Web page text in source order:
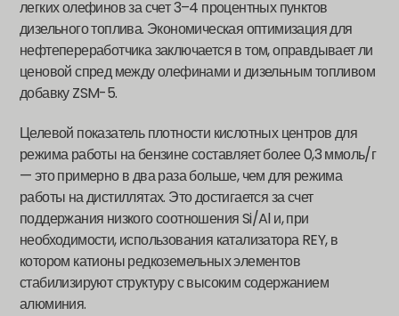
легких олефинов за счет 3–4 процентных пунктов
дизельного топлива. Экономическая оптимизация для
нефтепереработчика заключается в том, оправдывает ли
ценовой спред между олефинами и дизельным топливом
добавку ZSM-5.
Целевой показатель плотности кислотных центров для
режима работы на бензине составляет более 0,3 ммоль/г
— это примерно в два раза больше, чем для режима
работы на дистиллятах. Это достигается за счет
поддержания низкого соотношения Si/Al и, при
необходимости, использования катализатора REY, в
котором катионы редкоземельных элементов
стабилизируют структуру с высоким содержанием
алюминия.